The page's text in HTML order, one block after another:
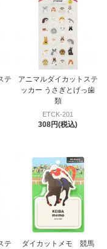
テ
アニマルダイカットステ
ッカー うさぎとげっ歯
類
ETCK-201
308円(税込)
テ
ダイカットメモ 競馬